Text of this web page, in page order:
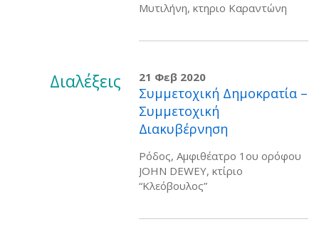
Μυτιλήνη, κτηριο Καραντώνη
Διαλέξεις 21 Φεβ 2020
Συμμετοχική Δημοκρατία –
Συμμετοχική
Διακυβέρνηση
Ρόδος, Αμφιθέατρο 1ου ορόφου
JOHN DEWEY, κτίριο
“Κλεόβουλος”